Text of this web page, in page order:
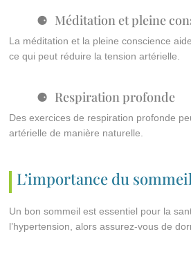
Méditation et pleine
La méditation et la pleine conscience
ce qui peut réduire la tension artérielle.
Respiration profonde
Des exercices de respiration profonde
artérielle de manière naturelle.
L’importance du
Un bon sommeil est essentiel pour la
l’hypertension, alors assurez-vous de